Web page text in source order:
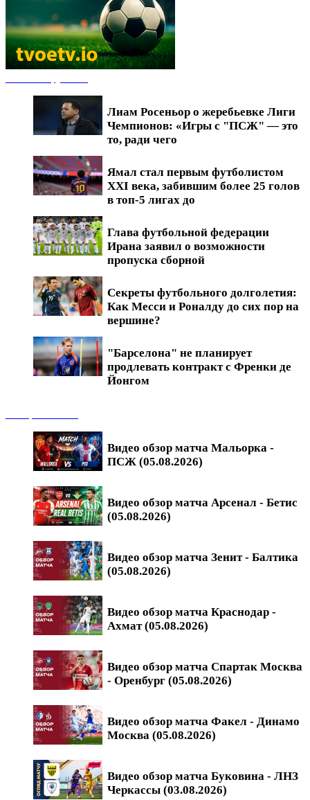
Лиам Росеньор о жеребьевке Лиги
Чемпионов: «Игры с "ПСЖ" — это
то, ради чего
Ямал стал первым футболистом
XXI века, забившим более 25 голов
в топ-5 лигах до
Глава футбольной федерации
Ирана заявил о возможности
пропуска сборной
Секреты футбольного долголетия:
Как Месси и Роналду до сих пор на
вершине?
"Барселона" не планирует
продлевать контракт с Френки де
Йонгом
Видео обзор матча Мальорка -
ПСЖ (05.08.2026)
Видео обзор матча Арсенал - Бетис
(05.08.2026)
Видео обзор матча Зенит - Балтика
(05.08.2026)
Видео обзор матча Краснодар -
Ахмат (05.08.2026)
Видео обзор матча Спартак Москва
- Оренбург (05.08.2026)
Видео обзор матча Факел - Динамо
Москва (05.08.2026)
Видео обзор матча Буковина - ЛНЗ
Черкассы (03.08.2026)